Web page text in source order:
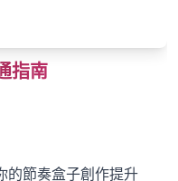
指南
的節奏盒子創作提升